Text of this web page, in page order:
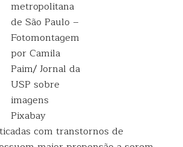
metropolitana
de São Paulo –
Fotomontagem
por Camila
Paim/ Jornal da
USP sobre
imagens
Pixabay
com transtornos de